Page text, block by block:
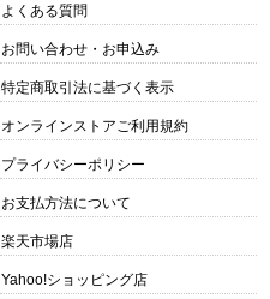
よくある質問
お問い合わせ・お申込み
特定商取引法に基づく表示
オンラインストアご利用規約
プライバシーポリシー
お支払方法について
楽天市場店
Yahoo!ショッピング店